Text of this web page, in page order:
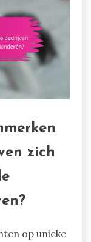
zich
op unieke